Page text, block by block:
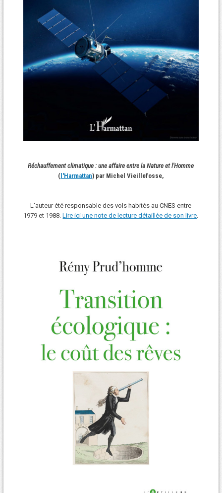
Réchauffement climatique : une affaire entre la Nature et l'Homme
(l'Harmattan) par Michel Vieillefosse,
L'auteur été responsable des vols habités au CNES entre
1979 et 1988.Lire ici une note de lecture détaillée de son livre.